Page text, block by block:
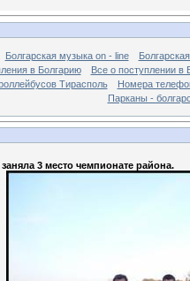
Болгарская музыка on - line
в Болгарию
Все о поступлении в
Тирасполь
Номера
Парканы -
3 место чемпионате района.